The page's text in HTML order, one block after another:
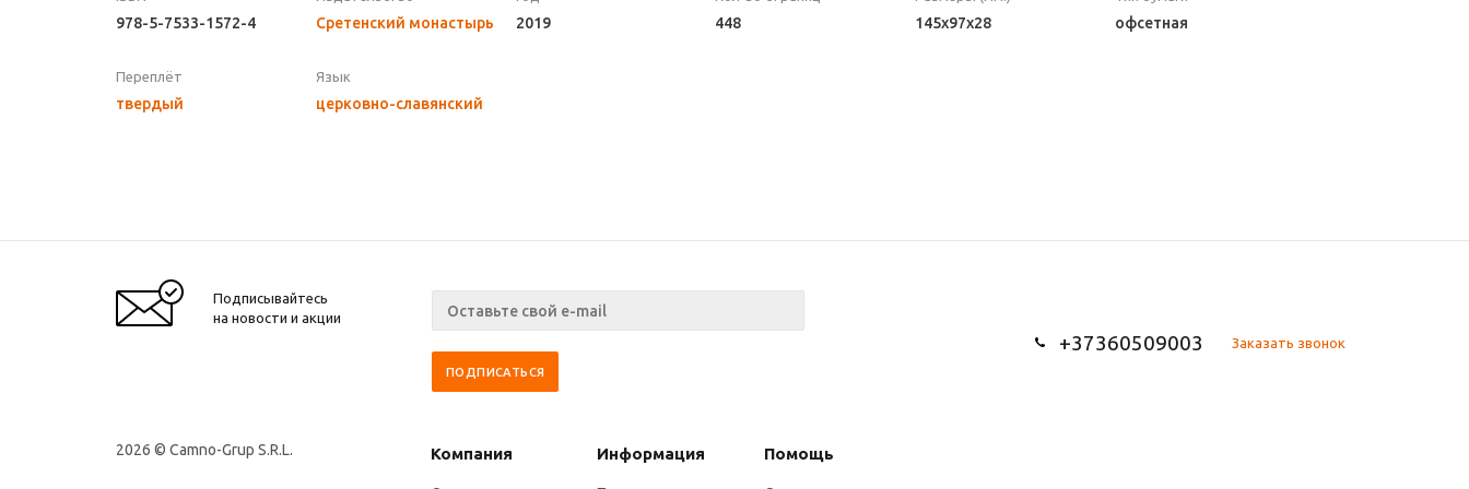
978-5-7533-1572-4 Сретенский монастырь 2019 448 145x97x28 офсетная
Переплёт
твердый
Язык
церковно-славянский
Подписывайтесь
на новости и акции
+37360509003 Заказать звонок
2026 © Camno-Grup S.R.L. Компания Информация Помощь